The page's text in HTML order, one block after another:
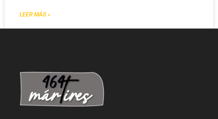
LEER MÁS »